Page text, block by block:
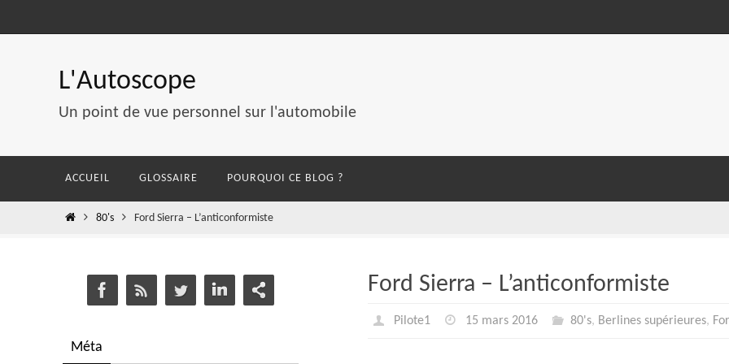
vers
L'Autoscope
Un point de vue personnel sur l'automobile
le
ACCUEIL GLOSSAIRE POURQUOI CE BLOG ?
Home80's Ford Sierra – L’anticonformiste
Ford Sierra – L’anticonformiste
Pilote1 15 mars 2016 80's, Berlines supérieures,
Méta